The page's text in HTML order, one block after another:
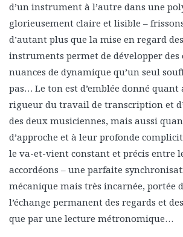
d’un instrument à l’autre dans une
glorieusement claire et lisible –
d’autant plus que la mise en regard
instruments permet de développer des
nuances de dynamique qu’un seul
pas… Le ton est d’emblée donné quant
rigueur du travail de transcription et
des deux musiciennes, mais aussi
d’approche et à leur profonde
le va-et-vient constant et précis entre
accordéons – une parfaite
mécanique mais très incarnée, portée
l’échange permanent des regards et
que par une lecture métronomique…